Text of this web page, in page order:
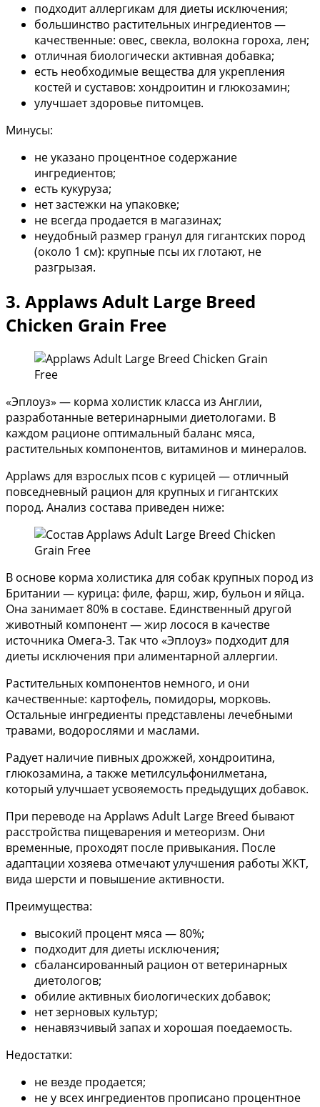
подходит аллергикам для диеты исключения;
большинство растительных ингредиентов —
качественные: овес, свекла, волокна гороха, лен;
отличная биологически активная добавка;
есть необходимые вещества для укрепления
костей и суставов: хондроитин и глюкозамин;
улучшает здоровье питомцев.
Минусы:
не указано процентное содержание
ингредиентов;
есть кукуруза;
нет застежки на упаковке;
не всегда продается в магазинах;
неудобный размер гранул для гигантских пород
(около 1 см): крупные псы их глотают, не
разгрызая.
3. Applaws Adult Large Breed
Chicken Grain Free
«Эплоуз» — корма холистик класса из Англии,
разработанные ветеринарными диетологами. В
каждом рационе оптимальный баланс мяса,
растительных компонентов, витаминов и минералов.
Applaws для взрослых псов с курицей — отличный
повседневный рацион для крупных и гигантских
пород. Анализ состава приведен ниже:
В основе корма холистика для собак крупных пород из
Британии — курица: филе, фарш, жир, бульон и яйца.
Она занимает 80% в составе. Единственный другой
животный компонент — жир лосося в качестве
источника Омега-3. Так что «Эплоуз» подходит для
диеты исключения при алиментарной аллергии.
Растительных компонентов немного, и они
качественные: картофель, помидоры, морковь.
Остальные ингредиенты представлены лечебными
травами, водорослями и маслами.
Радует наличие пивных дрожжей, хондроитина,
глюкозамина, а также метилсульфонилметана,
который улучшает усвояемость предыдущих добавок.
При переводе на Applaws Adult Large Breed бывают
расстройства пищеварения и метеоризм. Они
временные, проходят после привыкания. После
адаптации хозяева отмечают улучшения работы ЖКТ,
вида шерсти и повышение активности.
Преимущества:
высокий процент мяса — 80%;
подходит для диеты исключения;
сбалансированный рацион от ветеринарных
диетологов;
обилие активных биологических добавок;
нет зерновых культур;
ненавязчивый запах и хорошая поедаемость.
Недостатки:
не везде продается;
не у всех ингредиентов прописано процентное